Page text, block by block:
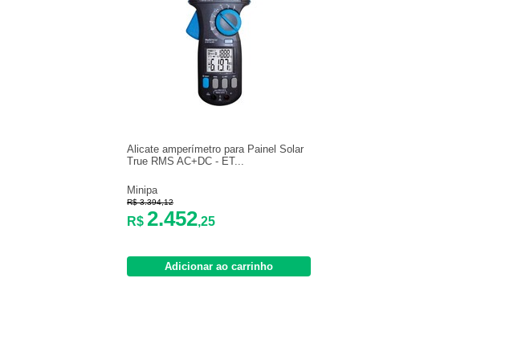
Alicate amperímetro para Painel Solar
True RMS AC+DC - ET...
Minipa
R$ 3.394,12
R$ 2.452,25
Adicionar ao carrinho